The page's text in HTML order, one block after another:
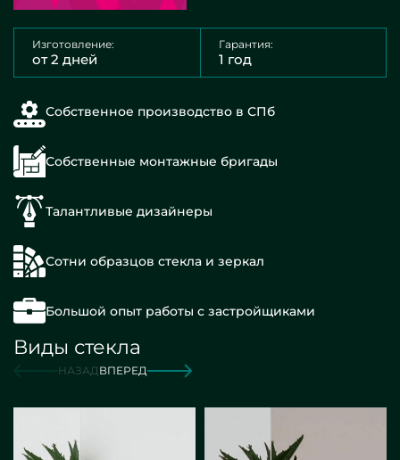
Изготовление:
от 2 дней
Гарантия:
1 год
Собственное производство в СПб
Собственные монтажные бригады
Талантливые дизайнеры
Сотни образцов стекла и зеркал
Большой опыт работы с застройщиками
Виды стекла
НАЗАДВПЕРЕД